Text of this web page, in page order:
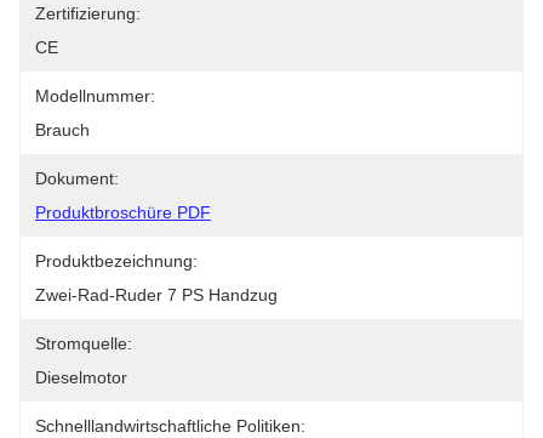
Zertifizierung:
CE
Modellnummer:
Brauch
Dokument:
Produktbroschüre PDF
Produktbezeichnung:
Zwei-Rad-Ruder 7 PS Handzug
Stromquelle:
Dieselmotor
Schnelllandwirtschaftliche Politiken: